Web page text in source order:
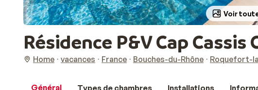
Voir
Résidence P&V Cap Cassis
Home vacances France Bouches-du-Rhône Roquefort-
Général Types de chambres Installations